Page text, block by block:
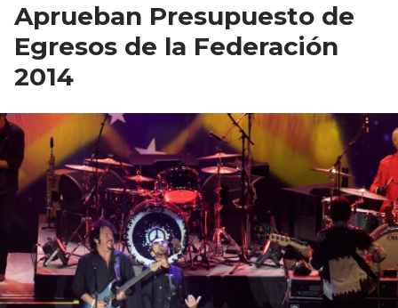
Aprueban Presupuesto de
Egresos de la Federación
2014